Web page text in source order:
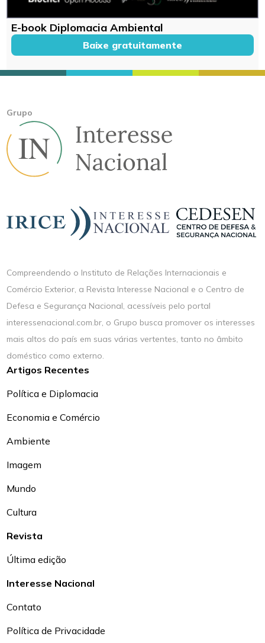
E-book Diplomacia Ambiental
Baixe gratuitamente
Grupo
Compreendendo o Instituto de Relações Internacionais e
Comércio Exterior, a Revista Interesse Nacional e o Centro de
Defesa e Segurança Nacional, acessíveis pelo portal
interessenacional.com.br, o Grupo busca promover os interesses
mais altos do país em suas várias vertentes, tanto no âmbito
doméstico como externo.
Artigos Recentes
Política e Diplomacia
Economia e Comércio
Ambiente
Imagem
Mundo
Cultura
Revista
Última edição
Interesse Nacional
Contato
Política de Privacidade